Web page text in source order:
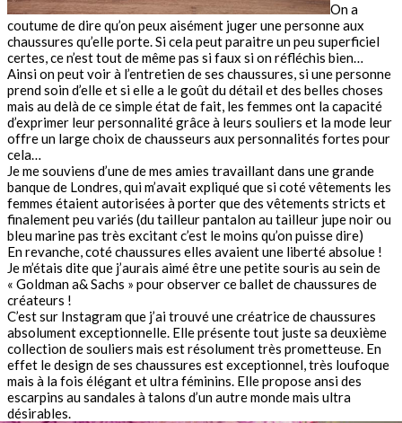
On a
coutume de dire qu’on peux aisément juger une personne aux
chaussures qu’elle porte. Si cela peut paraitre un peu superficiel
certes, ce n’est tout de même pas si faux si on réfléchis bien…
Ainsi on peut voir à l’entretien de ses chaussures, si une personne
prend soin d’elle et si elle a le goût du détail et des belles choses
mais au delà de ce simple état de fait, les femmes ont la capacité
d’exprimer leur personnalité grâce à leurs souliers et la mode leur
offre un large choix de chausseurs aux personnalités fortes pour
cela…
Je me souviens d’une de mes amies travaillant dans une grande
banque de Londres, qui m’avait expliqué que si coté vêtements les
femmes étaient autorisées à porter que des vêtements stricts et
finalement peu variés (du tailleur pantalon au tailleur jupe noir ou
bleu marine pas très excitant c’est le moins qu’on puisse dire)
En revanche, coté chaussures elles avaient une liberté absolue !
Je m’étais dite que j’aurais aimé être une petite souris au sein de
« Goldman a& Sachs » pour observer ce ballet de chaussures de
créateurs !
C’est sur Instagram que j’ai trouvé une créatrice de chaussures
absolument exceptionnelle. Elle présente tout juste sa deuxième
collection de souliers mais est résolument très prometteuse. En
effet le design de ses chaussures est exceptionnel, très loufoque
mais à la fois élégant et ultra féminins. Elle propose ansi des
escarpins au sandales à talons d’un autre monde mais ultra
désirables.